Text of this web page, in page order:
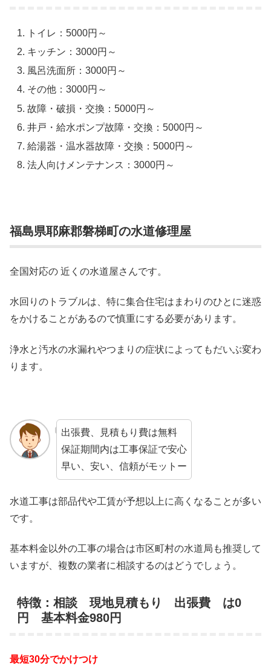
トイレ：5000円～
キッチン：3000円～
風呂洗面所：3000円～
その他：3000円～
故障・破損・交換：5000円～
井戸・給水ポンプ故障・交換：5000円～
給湯器・温水器故障・交換：5000円～
法人向けメンテナンス：3000円～
福島県耶麻郡磐梯町の水道修理屋
全国対応の 近くの水道屋さんです。
水回りのトラブルは、特に集合住宅はまわりのひとに迷惑
をかけることがあるので慎重にする必要があります。
浄水と汚水の水漏れやつまりの症状によってもだいぶ変わ
ります。
出張費、見積もり費は無料
保証期間内は工事保証で安心
早い、安い、信頼がモットー
水道工事は部品代や工賃が予想以上に高くなることが多い
です。
基本料金以外の工事の場合は市区町村の水道局も推奨して
いますが、複数の業者に相談するのはどうでしょう。
特徴：相談 現地見積もり 出張費 は0
円 基本料金980円
最短30分でかけつけ